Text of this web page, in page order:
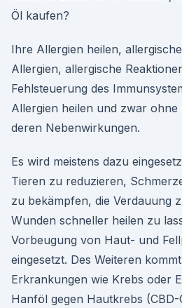
Öl kaufen?
Ihre Allergien heilen,
Allergien, allergische
Fehlsteuerung des
Allergien heilen und zwar ohne
deren Nebenwirkungen.
Es wird meistens dazu
Tieren zu reduzieren,
zu bekämpfen, die Verdauung
Wunden schneller heilen zu
Vorbeugung von Haut- und
eingesetzt. Des Weiteren
Erkrankungen wie Krebs oder
Hanföl gegen Hautkrebs